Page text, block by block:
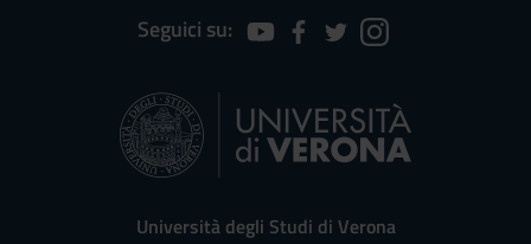
Seguici su:
Università degli Studi di Verona